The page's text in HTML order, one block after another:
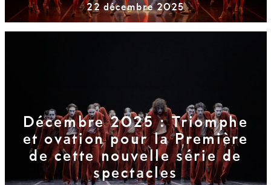
22 décembre 2025
Décembre 2025 : Triomphe
et ovation pour la Première
de cette nouvelle série de
spectacles